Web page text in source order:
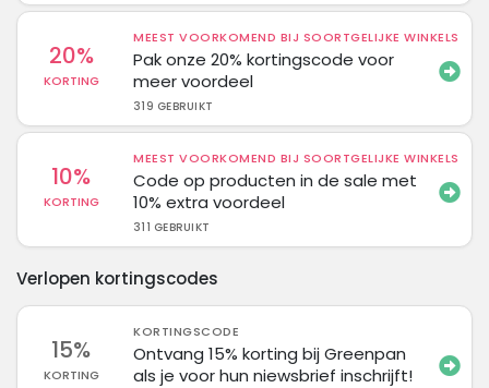
20%
KORTING
MEEST VOORKOMEND BIJ SOORTGELIJKE WINKELS
Pak onze 20% kortingscode voor
meer voordeel
319 GEBRUIKT
10%
KORTING
MEEST VOORKOMEND BIJ SOORTGELIJKE WINKELS
Code op producten in de sale met
10% extra voordeel
311 GEBRUIKT
Verlopen kortingscodes
15%
KORTING
KORTINGSCODE
Ontvang 15% korting bij Greenpan
als je voor hun niewsbrief inschrijft!